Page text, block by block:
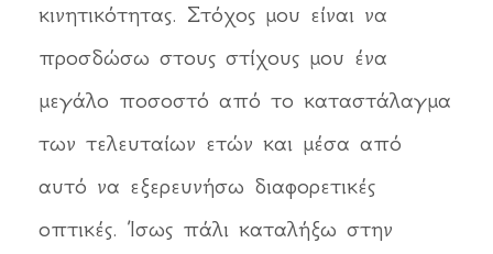
κινητικότητας. Στόχος μου είναι να
προσδώσω στους στίχους μου ένα
μεγάλο ποσοστό από το καταστάλαγμα
των τελευταίων ετών και μέσα από
αυτό να εξερευνήσω διαφορετικές
οπτικές. Ίσως πάλι καταλήξω στην